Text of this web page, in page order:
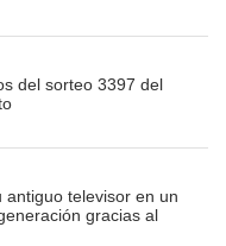
del sorteo 3397 del
televisor en un
gracias al